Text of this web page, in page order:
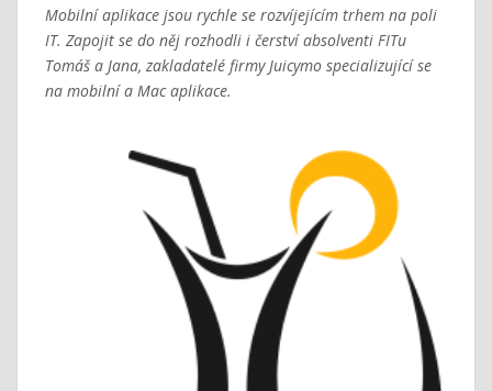
Mobilní aplikace jsou rychle se rozvíjejícím trhem na poli
IT. Zapojit se do něj rozhodli i čerství absolventi FITu
Tomáš a Jana, zakladatelé firmy Juicymo specializující se
na mobilní a Mac aplikace.